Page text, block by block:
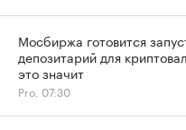
Мосбиржа готовится
депозитарий для
это значит
Pro, 07:30